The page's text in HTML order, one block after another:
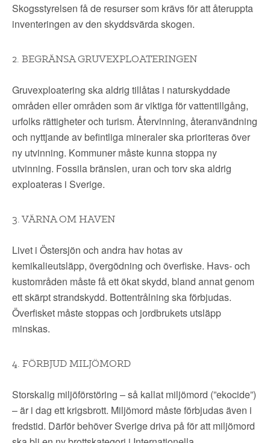
Skogsstyrelsen få de resurser som krävs för att återuppta
inventeringen av den skyddsvärda skogen.
2. BEGRÄNSA GRUVEXPLOATERINGEN
Gruvexploatering ska aldrig tillåtas i naturskyddade
områden eller områden som är viktiga för vattentillgång,
urfolks rättigheter och turism. Återvinning, återanvändning
och nyttjande av befintliga mineraler ska prioriteras över
ny utvinning. Kommuner måste kunna stoppa ny
utvinning. Fossila bränslen, uran och torv ska aldrig
exploateras i Sverige.
3. VÄRNA OM HAVEN
Livet i Östersjön och andra hav hotas av
kemikalieutsläpp, övergödning och överfiske. Havs- och
kustområden måste få ett ökat skydd, bland annat genom
ett skärpt strandskydd. Bottentrålning ska förbjudas.
Överfisket måste stoppas och jordbrukets utsläpp
minskas.
4. FÖRBJUD MILJÖMORD
Storskalig miljöförstöring – så kallat miljömord (”ekocide”)
– är i dag ett krigsbrott. Miljömord måste förbjudas även i
fredstid. Därför behöver Sverige driva på för att miljömord